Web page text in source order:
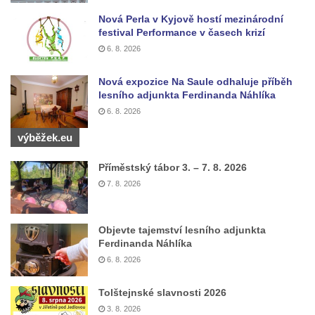
Socha Skupina jeřábů v Tierpark Chemnitz
Socha Panter v ZOO Leipzig
Socha Dívka s mušlí v ZOO Leipzig
Socha Atlet v ZOO Leipzig
Socha Marabu v ZOO Leipzig
Busta Karla Maxe Schneidera v ZOO
Socha Iásón v ZOO Leipzig
Socha Mladý slon v ZOO Leipzig
Socha Uprchlý otrok bojuje s divokým psem
v ZOO Dresden
Socha slona v ZOO Dresden
Nová Perla v Kyjově hostí mezinárodní
festival Performance v časech krizí
6. 8. 2026
Nová expozice Na Saule odhaluje příběh
lesního adjunkta Ferdinanda Náhlíka
6. 8. 2026
výběžek.eu
Příměstský tábor 3. – 7. 8. 2026
7. 8. 2026
Objevte tajemství lesního adjunkta
Ferdinanda Náhlíka
6. 8. 2026
Tolštejnské slavnosti 2026
3. 8. 2026